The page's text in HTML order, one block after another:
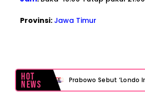
Provinsi: Jawa Timur
Hot
News